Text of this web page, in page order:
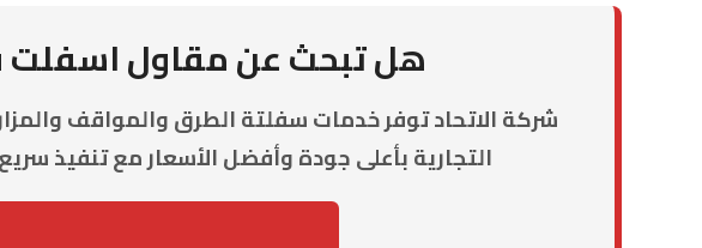
هل تبحث عن مقاول
شركة الاتحاد توفر خدمات سفلتة الطرق والمواقف
التجارية بأعلى جودة وأفضل الأسعار مع تنفيذ